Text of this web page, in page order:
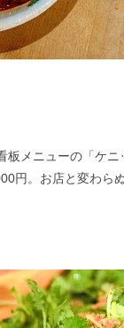
板メニューの「ケ
円。お店と変わら